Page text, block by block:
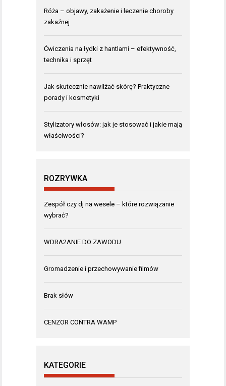
Róża – objawy, zakażenie i leczenie choroby
zakaźnej
Ćwiczenia na łydki z hantlami – efektywność,
technika i sprzęt
Jak skutecznie nawilżać skórę? Praktyczne
porady i kosmetyki
Stylizatory włosów: jak je stosować i jakie mają
właściwości?
ROZRYWKA
Zespół czy dj na wesele – które rozwiązanie
wybrać?
WDRA2ANIE DO ZAWODU
Gromadzenie i przechowywanie filmów
Brak słów
CENZOR CONTRA WAMP
KATEGORIE